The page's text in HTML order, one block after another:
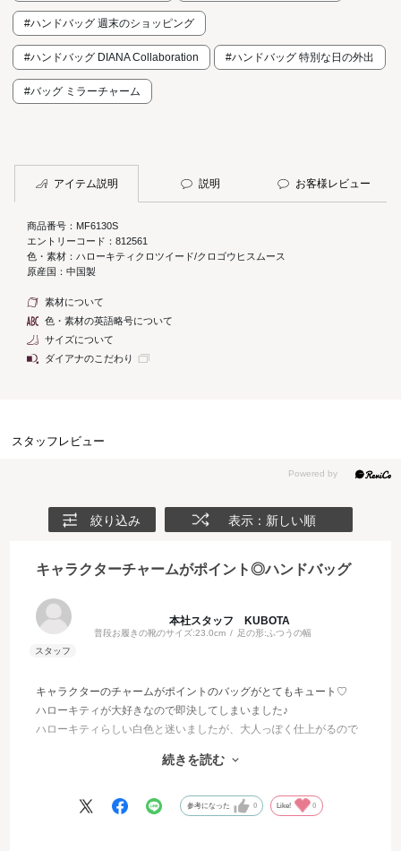
#ハンドバッグ 週末のショッピング
#ハンドバッグ DIANA Collaboration #ハンドバッグ 特別な日の外出
#バッグ ミラーチャーム
アイテム説明 説明 お客様レビュー
商品番号：MF6130S
エントリーコード：812561
色・素材：ハローキティクロツイード/クロゴウヒスムース
原産国：中国製
素材について
色・素材の英語略号について
サイズについて
ダイアナのこだわり
スタッフレビュー
絞り込み 表示：新しい順
キャラクターチャームがポイント◎ハンドバッグ
本社スタッフ KUBOTA
普段お履きの靴のサイズ:23.0cm 足の形:ふつうの幅
キャラクターのチャームがポイントのバッグがとてもキュート♡
ハローキティが大好きなので即決してしまいました♪
ハローキティらしい白色と迷いましたが、大人っぽく仕上がるので
透明のスパンコールがついているツイードなので遠目からでもツヤ
前胴にはビジューを配したリボン金具がついていてファン心をくす
続きを読む
参考になった 0 Like! 0